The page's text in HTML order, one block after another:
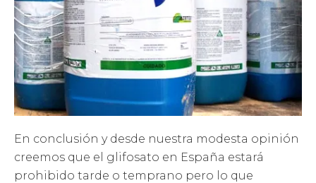
En conclusión y desde nuestra modesta opinión
creemos que el glifosato en España estará
prohibido tarde o temprano pero lo que